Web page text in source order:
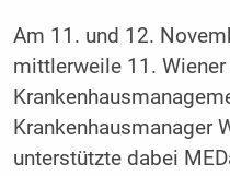
Am 11. und 12.
mittlerweile 11.
Krankenhausmanager
unterstützte dabei